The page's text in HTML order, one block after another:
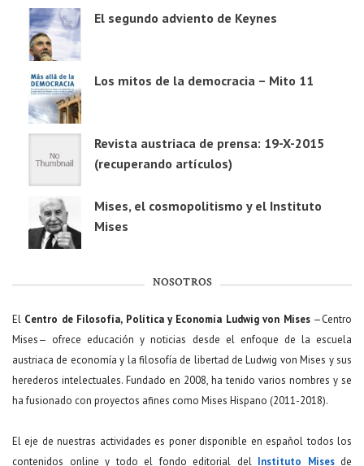
El segundo adviento de Keynes
Los mitos de la democracia – Mito 11
Revista austriaca de prensa: 19-X-2015
(recuperando artículos)
Mises, el cosmopolitismo y el Instituto
Mises
NOSOTROS
El Centro de Filosofía, Política y Economía Ludwig von Mises—Centro
Mises— ofrece educación y noticias desde el enfoque de la escuela
austriaca de economía y la filosofía de libertad de Ludwig von Mises y sus
herederos intelectuales. Fundado en 2008, ha tenido varios nombres y se
ha fusionado con proyectos afines como Mises Hispano (2011-2018).
El eje de nuestras actividades es poner disponible en español todos los
contenidos online y todo el fondo editorial del Instituto Misesde